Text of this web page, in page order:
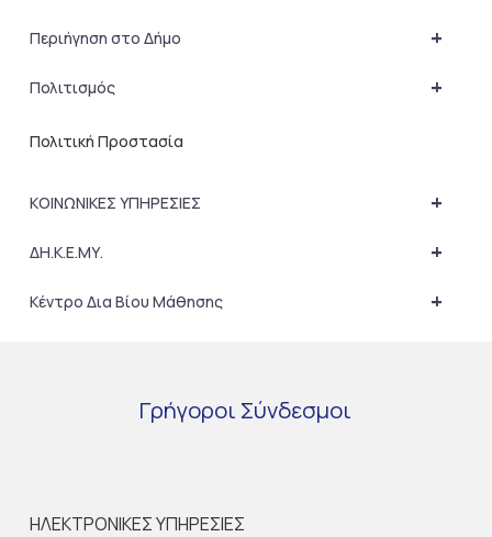
+
Περιήγηση στο Δήμο
+
Πολιτισμός
Πολιτική Προστασία
+
ΚΟΙΝΩΝΙΚΕΣ ΥΠΗΡΕΣΙΕΣ
+
ΔΗ.Κ.Ε.ΜΥ.
+
Κέντρο Δια Βίου Μάθησης
Γρήγοροι Σύνδεσμοι
ΗΛΕΚΤΡΟΝΙΚΕΣ ΥΠΗΡΕΣΙΕΣ